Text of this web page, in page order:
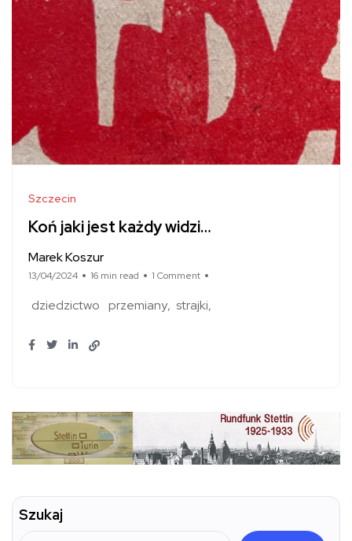
Szczecin
Koń jaki jest każdy widzi…
Marek Koszur
13/04/2024 16 min read 1 Comment
dziedzictwo przemiany strajki
Szukaj